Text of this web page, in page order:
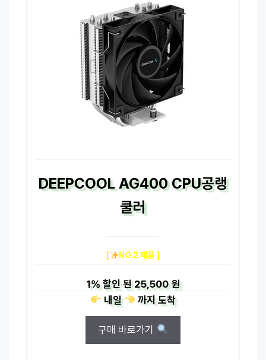
DEEPCOOL AG400 CPU공랭
쿨러
[ NO.2 제품 ]
1%할인 된25,500 원
내일
까지도착
구매 바로가기